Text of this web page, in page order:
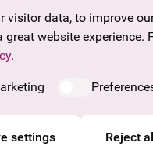
visitor data, to improve
website experience.
.
settings Reject